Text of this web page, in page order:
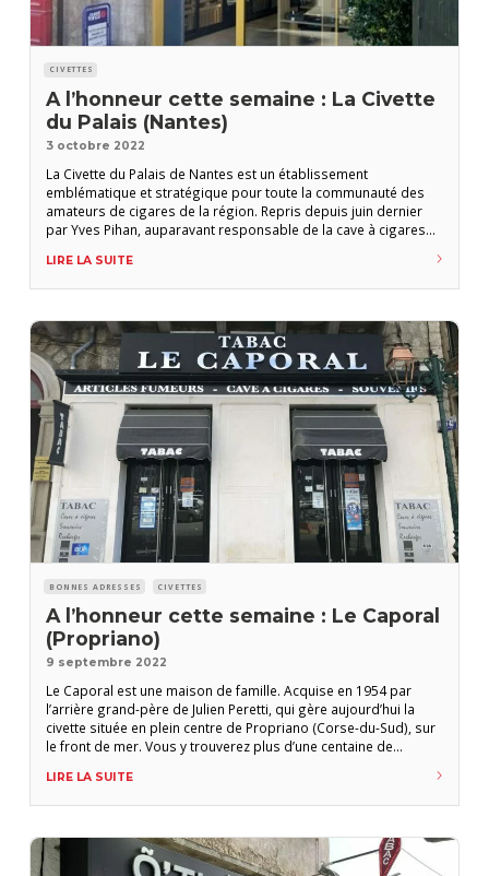
CIVETTES
A l’honneur cette semaine : La Civette
du Palais (Nantes)
3 octobre 2022
La Civette du Palais de Nantes est un établissement
emblématique et stratégique pour toute la communauté des
amateurs de cigares de la région. Repris depuis juin dernier
par Yves Pihan, auparavant responsable de la cave à cigares
1er juillet après d’importants travaux de rénovation. Avec plus
de 200
LIRE LA SUITE
BONNES ADRESSES CIVETTES
A l’honneur cette semaine : Le Caporal
(Propriano)
9 septembre 2022
Le Caporal est une maison de famille. Acquise en 1954 par
l’arrière grand-père de Julien Peretti, qui gère aujourd’hui la
civette située en plein centre de Propriano (Corse-du-Sud), sur
le front de mer. Vous y trouverez plus d’une centaine de
marques d’accessoires pour fumeurs et bien sûr le dernier
numéro de
LIRE LA SUITE